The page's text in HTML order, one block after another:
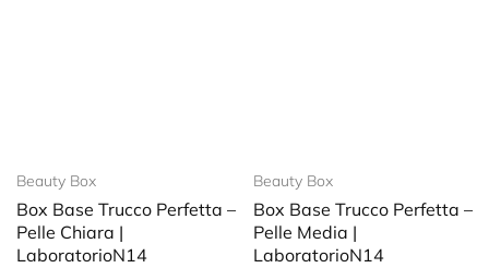
Beauty Box
Box Base Trucco Perfetta –
Pelle Chiara |
LaboratorioN14
Beauty Box
Box Base Trucco Perfetta –
Pelle Media |
LaboratorioN14